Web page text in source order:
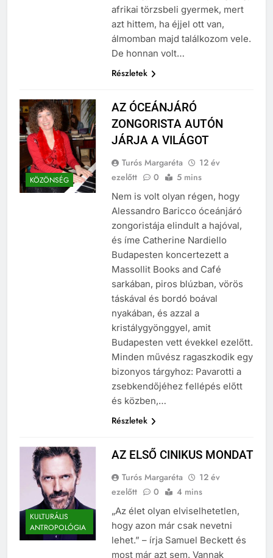
alatt, egy indián kislány vagy egy
afrikai törzsbeli gyermek, mert
azt hittem, ha éjjel ott van,
álmomban majd találkozom vele.
KÖZÖNSÉG
AZ ÓCEÁNJÁRÓ
ZONGORISTA AUTÓN
Turós Margaréta
12 év
Nem is volt olyan régen, hogy
Alessandro Baricco óceánjáró
zongoristája elindult a hajóval,
és íme Catherine Nardiello
Budapesten koncertezett a
Massollit Books and Café
sarkában, piros blúzban, vörös
táskával és bordó boával
nyakában, és azzal a
kristálygyönggyel, amit
Budapesten vett évekkel ezelőtt.
Minden művész ragaszkodik egy
bizonyos tárgyhoz: Pavarotti a
zsebkendőjéhez fellépés előtt
KULTURÁLIS
ANTROPOLÓGIA
Turós Margaréta
12 év
„Az élet olyan elviselhetetlen,
hogy azon már csak nevetni
lehet.” – írja Samuel Beckett és